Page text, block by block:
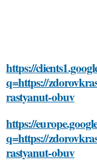
https://
q=https://
rastyanut-obuv
https://
q=https://
rastyanut-obuv